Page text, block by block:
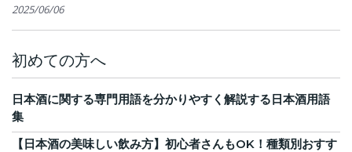
2025/06/06
初めての方へ
日本酒に関する専門用語を分かりやすく解説する日本酒用語
集
【日本酒の美味しい飲み方】初心者さんもOK！種類別おすす